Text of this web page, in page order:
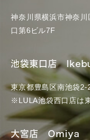
神奈川県横浜市神奈
口第6ビル7F
池袋東口店
東京都豊島区南池袋
※LULA池袋西口店は
大宮店 Omiya